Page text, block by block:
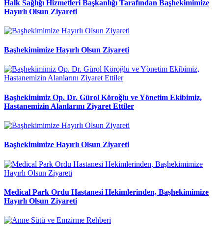
Halk Sağlığı Hizmetleri Başkanlığı Tarafından Başhekimimize
Hayırlı Olsun Ziyareti
Başhekimimize Hayırlı Olsun Ziyareti
Başhekimimiz Op. Dr. Gürol Köroğlu ve Yönetim Ekibimiz,
Hastanemizin Alanlarını Ziyaret Ettiler
Başhekimimize Hayırlı Olsun Ziyareti
Medical Park Ordu Hastanesi Hekimlerinden, Başhekimimize
Hayırlı Olsun Ziyareti